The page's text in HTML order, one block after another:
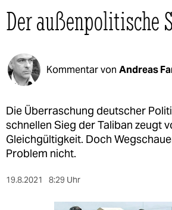
politik
öko
gesellschaft
kultur
sport
Der außenpolitische
Kommentar von Andreas
Die Überraschung deutscher
schnellen Sieg der Taliban zeugt
Gleichgültigkeit. Doch
Problem nicht.
19.8.2021 8:29 Uhr